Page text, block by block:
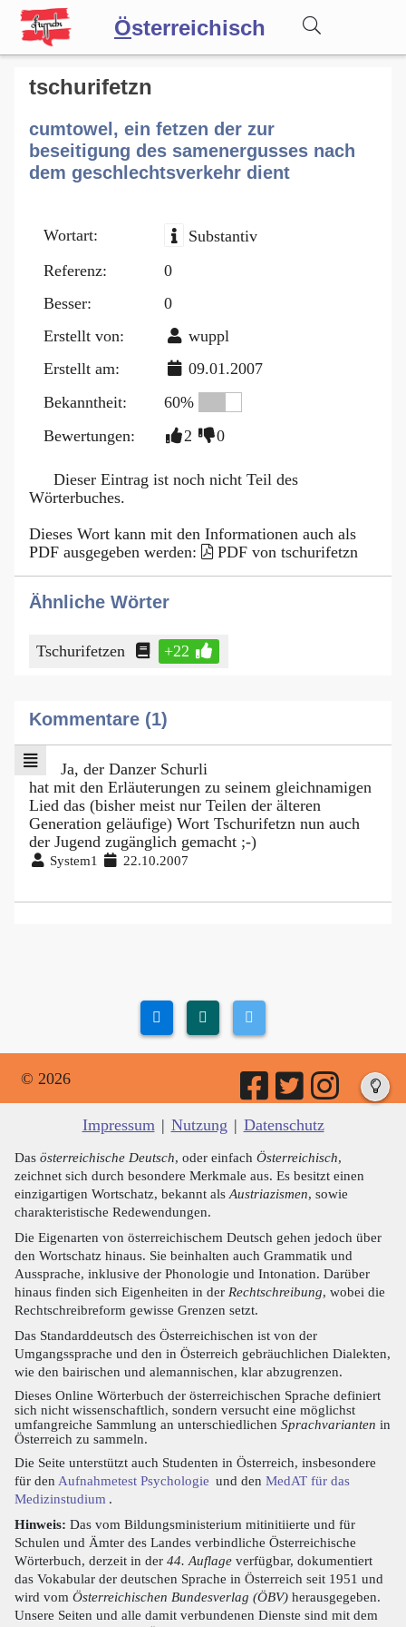
Österreichisch
Wörterbuch
Forum
tschurifetzn
cumtowel, ein fetzen der zur
beseitigung des samenergusses nach
dem geschlechtsverkehr dient
Wortart:
Substantiv
Referenz:
0
Besser:
0
Erstellt von:
wuppl
Erstellt am:
09.01.2007
Bekanntheit:
60%
Bewertungen:
2 0
Dieser Eintrag ist noch nicht Teil des
Wörterbuches.
Dieses Wort kann mit den Informationen auch als
PDF ausgegeben werden:
PDF von tschurifetzn
Ähnliche Wörter
Tschurifetzen +22
Kommentare (1)
Ja, der Danzer Schurli
hat mit den Erläuterungen zu seinem gleichnamigen
Lied das (bisher meist nur Teilen der älteren
Generation geläufige) Wort Tschurifetzn nun auch
der Jugend zugänglich gemacht ;-)
System1 22.10.2007
© 2026
Impressum | Nutzung | Datenschutz
Das österreichische Deutsch, oder einfach Österreichisch,
zeichnet sich durch besondere Merkmale aus. Es besitzt einen
einzigartigen Wortschatz, bekannt als Austriazismen, sowie
charakteristische Redewendungen.
Die Eigenarten von österreichischem Deutsch gehen jedoch über
den Wortschatz hinaus. Sie beinhalten auch Grammatik und
Aussprache, inklusive der Phonologie und Intonation. Darüber
hinaus finden sich Eigenheiten in der Rechtschreibung, wobei die
Rechtschreibreform gewisse Grenzen setzt.
Das Standarddeutsch des Österreichischen ist von der
Umgangssprache und den in Österreich gebräuchlichen Dialekten,
wie den bairischen und alemannischen, klar abzugrenzen.
Dieses Online Wörterbuch der österreichischen Sprache definiert
sich nicht wissenschaftlich, sondern versucht eine möglichst
umfangreiche Sammlung an unterschiedlichen Sprachvarianten in
Österreich zu sammeln.
Die Seite unterstützt auch Studenten in Österreich, insbesondere
für den Aufnahmetest Psychologie und den MedAT für das
Medizinstudium .
Hinweis: Das vom Bildungsministerium mitinitiierte und für
Schulen und Ämter des Landes verbindliche Österreichische
Wörterbuch, derzeit in der 44. Auflage verfügbar, dokumentiert
das Vokabular der deutschen Sprache in Österreich seit 1951 und
wird vom Österreichischen Bundesverlag (ÖBV) herausgegeben.
Unsere Seiten und alle damit verbundenen Dienste sind mit dem